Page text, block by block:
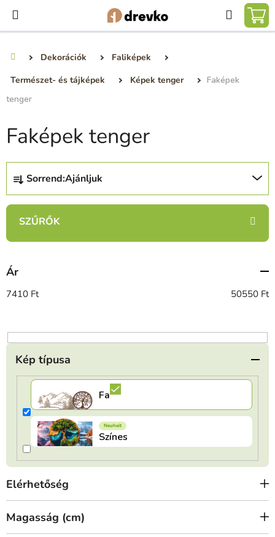
fő
Dekorációk
Faliképek
Természet- és tájképek
Képek tenger
Faképek
tenger
Faképek tenger
T
r
é
e
k
r
n
d
Sorrend:Ajánljuk
Ár
7410 Ft 50550 Ft
Kép típusa
Elérhetőség
Magasság (cm)